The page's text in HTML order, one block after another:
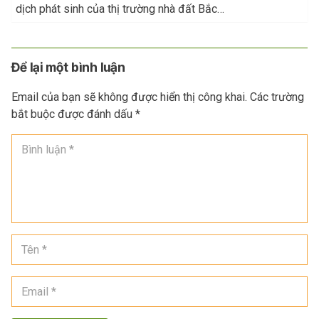
dịch phát sinh của thị trường nhà đất Bắc…
Để lại một bình luận
Email của bạn sẽ không được hiển thị công khai. Các trường
bắt buộc được đánh dấu *